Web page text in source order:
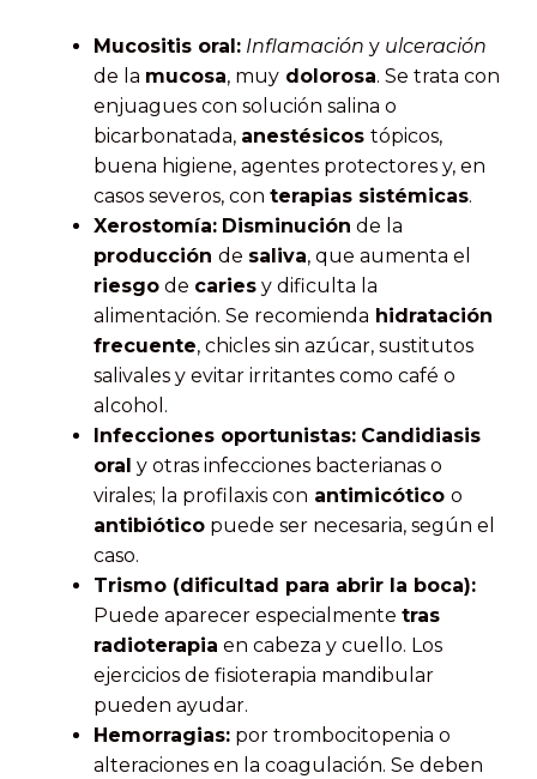
Mucositis oral: Inflamación y ulceración
de la mucosa, muy dolorosa. Se trata con
enjuagues con solución salina o
bicarbonatada, anestésicos tópicos,
buena higiene, agentes protectores y, en
casos severos, con terapias sistémicas.
Xerostomía: Disminución de la
producción de saliva, que aumenta el
riesgo de caries y dificulta la
alimentación. Se recomienda hidratación
frecuente, chicles sin azúcar, sustitutos
salivales y evitar irritantes como café o
alcohol.
Infecciones oportunistas: Candidiasis
oral y otras infecciones bacterianas o
virales; la profilaxis con antimicótico o
antibiótico puede ser necesaria, según el
caso.
Trismo (dificultad para abrir la boca):
Puede aparecer especialmente tras
radioterapia en cabeza y cuello. Los
ejercicios de fisioterapia mandibular
pueden ayudar.
Hemorragias: por trombocitopenia o
alteraciones en la coagulación. Se deben